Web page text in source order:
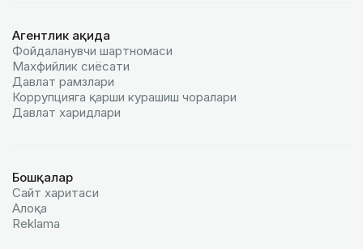
Агентлик ҳақида
Фойдаланувчи шартномаси
Махфийлик сиёсати
Давлат рамзлари
Коррупцияга қарши курашиш чоралари
Давлат харидлари
Бошқалар
Сайт харитаси
Алоқа
Reklamа